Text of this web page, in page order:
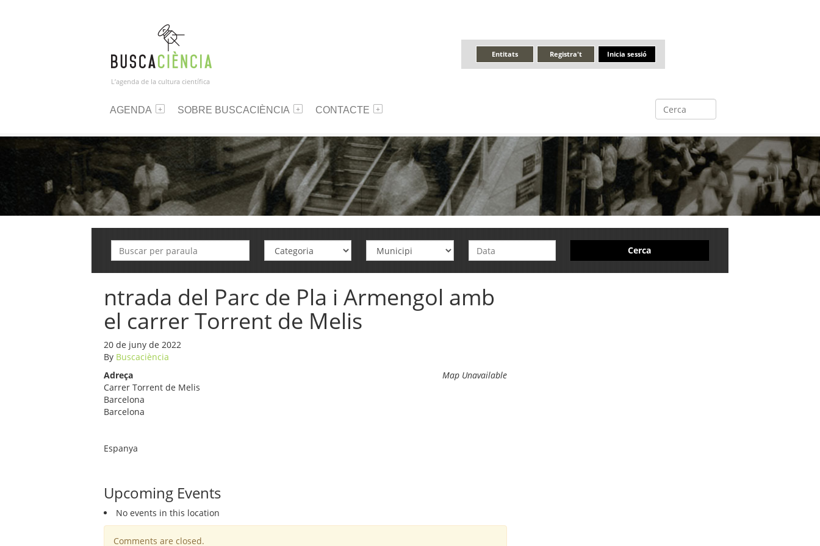
L’agenda de la cultura científica
Inicia sessió
Registra't
Entitats
AGENDA SOBRE BUSCACIÈNCIA CONTACTE
Cerca
ntrada del Parc de Pla i Armengol amb
el carrer Torrent de Melis
20 de juny de 2022
By Buscaciència
Map Unavailable
Adreça
Carrer Torrent de Melis
Barcelona
Barcelona
Espanya
Upcoming Events
No events in this location
Comments are closed.